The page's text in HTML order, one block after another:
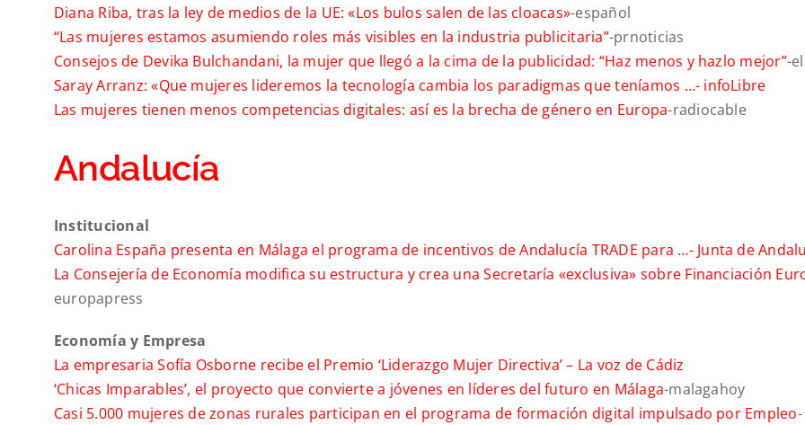
Diana Riba, tras la ley de medios de la UE: «Los bulos salen de las cloacas»-español
“Las mujeres estamos asumiendo roles más visibles en la industria publicitaria”-prnoticias
Consejos de Devika Bulchandani, la mujer que llegó a la cima de la publicidad: “Haz menos y hazlo mejor”-
Saray Arranz: «Que mujeres lideremos la tecnología cambia los paradigmas que teníamos …- infoLibre
Las mujeres tienen menos competencias digitales: así es la brecha de género en Europa-radiocable
Andalucía
Institucional
Carolina España presenta en Málaga el programa de incentivos de Andalucía TRADE para …- Junta de
La Consejería de Economía modifica su estructura y crea una Secretaría «exclusiva» sobre Financiación
europapress
Economía y Empresa
La empresaria Sofía Osborne recibe el Premio ‘Liderazgo Mujer Directiva’ – La voz de Cádiz
‘Chicas Imparables’, el proyecto que convierte a jóvenes en líderes del futuro en Málaga-malagahoy
Casi 5.000 mujeres de zonas rurales participan en el programa de formación digital impulsado por Empleo-